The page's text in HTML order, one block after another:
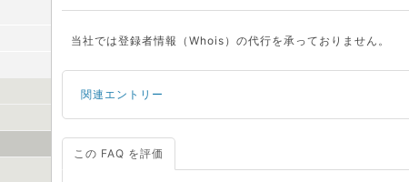
当社では登録者情報（Whois）の代行を承っておりません。
関連エントリー
サーバーが重いので調査してほしい
この FAQ を評価